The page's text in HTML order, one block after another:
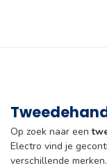
Op zoek naar een
Electro vind je
verschillende